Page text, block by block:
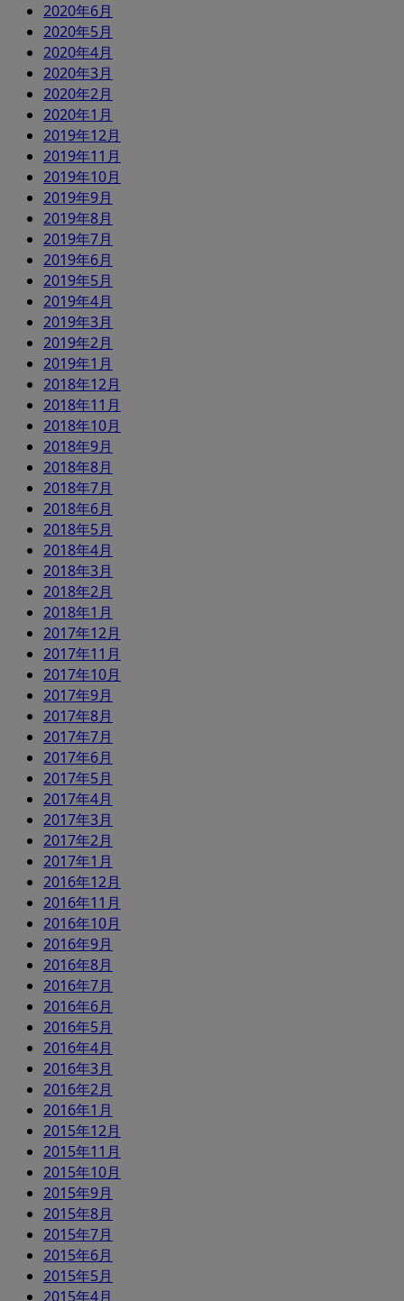
2020年6月
2020年5月
2020年4月
2020年3月
2020年2月
2020年1月
2019年12月
2019年11月
2019年10月
2019年9月
2019年8月
2019年7月
2019年6月
2019年5月
2019年4月
2019年3月
2019年2月
2019年1月
2018年12月
2018年11月
2018年10月
2018年9月
2018年8月
2018年7月
2018年6月
2018年5月
2018年4月
2018年3月
2018年2月
2018年1月
2017年12月
2017年11月
2017年10月
2017年9月
2017年8月
2017年7月
2017年6月
2017年5月
2017年4月
2017年3月
2017年2月
2017年1月
2016年12月
2016年11月
2016年10月
2016年9月
2016年8月
2016年7月
2016年6月
2016年5月
2016年4月
2016年3月
2016年2月
2016年1月
2015年12月
2015年11月
2015年10月
2015年9月
2015年8月
2015年7月
2015年6月
2015年5月
2015年4月